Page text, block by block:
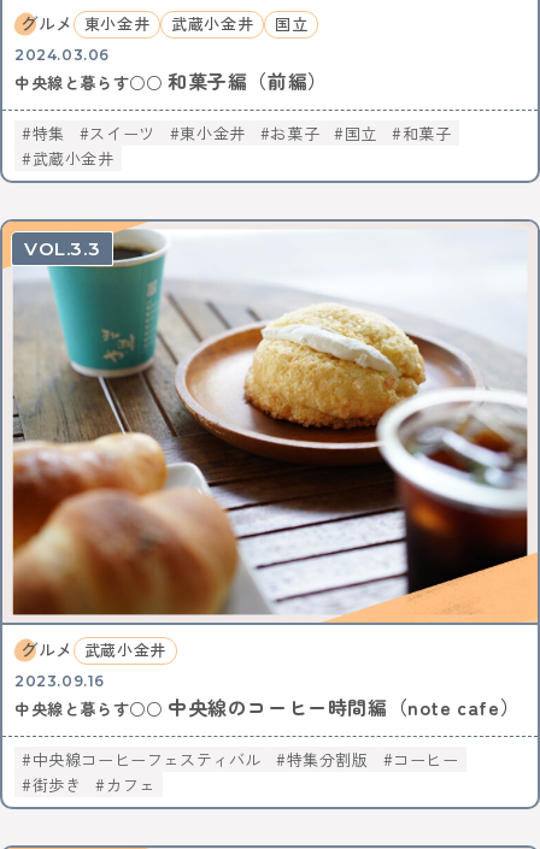
グルメ 東小金井 武蔵小金井 国立
2024.03.06
中央線と暮らす○○ 和菓子編（前編）
特集 スイーツ 東小金井 お菓子 国立
和菓子
武蔵小金井
3.3
グルメ 武蔵小金井
2023.09.16
中央線と暮らす○○ 中央線のコーヒー時間編（note cafe）
中央線コーヒーフェスティバル 特集分割版
コーヒー
街歩き
カフェ